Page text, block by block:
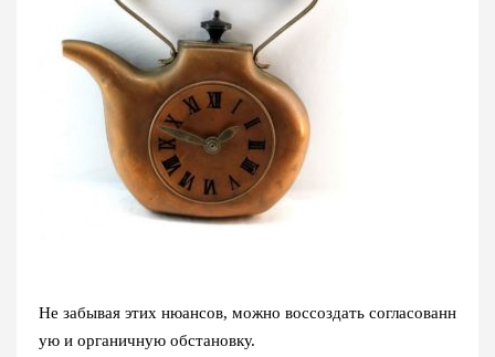
Не забывая этих нюансов, можно воссоздать согласованн
ую и органичную обстановку.